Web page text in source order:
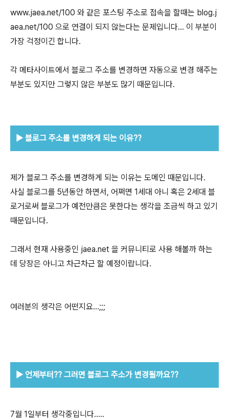
www.jaea.net/100 와 같은 포스팅 주소로 접속을 할때는 blog.j
aea.net/100 으로 연결이 되지 않는다는 문제입니다... 이 부분이
가장 걱정이긴 합니다.
각 메타사이트에서 블로그 주소를 변경하면 자동으로 변경 해주는
부분도 있지만 그렇지 않은 부분도 많기 때문입니다.
▶ 블로그 주소를 변경하게 되는 이유??
제가 블로그 주소를 변경하게 되는 이유는 도메인 때문입니다.
사실 블로그를 5년동안 하면서, 어쩌면 1세대 아니 혹은 2세대 블
로거로써 블로그가 예전만큼은 못한다는 생각을 조금씩 하고 있기
때문입니다.
그래서 현재 사용중인 jaea.net 을 커뮤니티로 사용 해볼까 하는
데 당장은 아니고 차근차근 할 예정이랍니다.
여러분의 생각은 어떤지요...;;;
▶ 언제부터?? 그러면 블로그 주소가 변경될까요??
7월 1일부터 생각중입니다.....